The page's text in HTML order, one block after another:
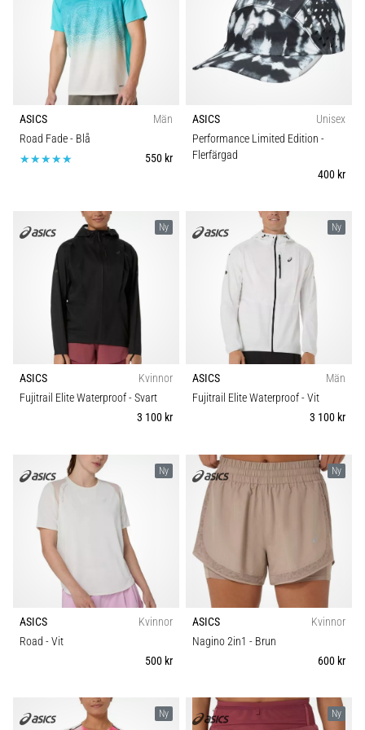
löpning
beeptest:
de
och
hur
praktiken
snabbhet,
smidighet
riktningsförändringar.
Hur
utförs
används
6. 8. 2026
9 min. läsning
Löparknä:
Orsaker,
behandling
Löparknä,
Kollektion
Idrottsgren
Kategori 1
Passform
Säsong
BH stöd
ASICS
Män
Road Fade- Blå
550 kr
ASICS
Unisex
Performance Limited Edition -
Flerfärgad
400 kr
Ny
ASICS
Kvinnor
Fujitrail Elite Waterproof- Svart
3 100 kr
Ny
ASICS
Män
Fujitrail Elite Waterproof- Vit
3 100 kr
Ny
ASICS
Kvinnor
Road - Vit
500 kr
Ny
ASICS
Kvinnor
Nagino 2in1 - Brun
600 kr
Ny Ny